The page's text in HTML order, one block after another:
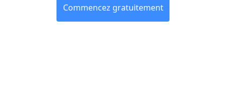
Commencez gratuitement